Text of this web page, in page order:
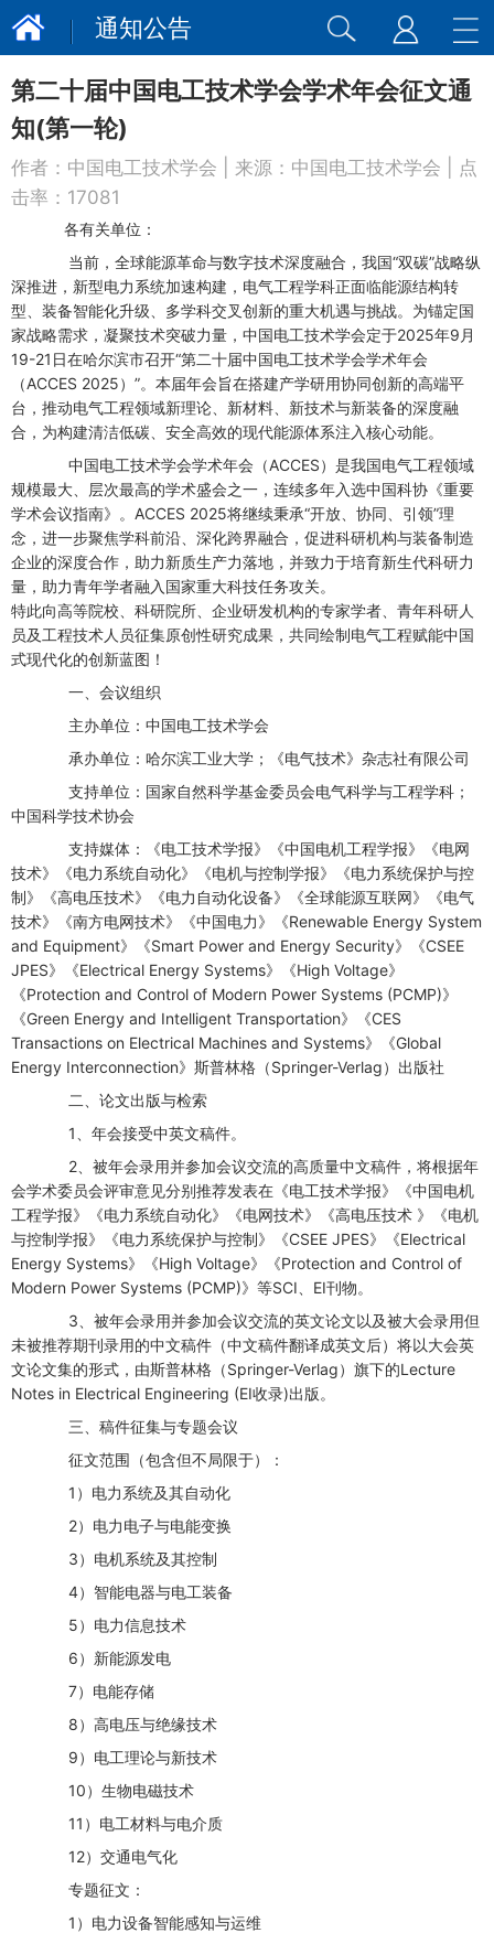
通知公告
第二十届中国电工技术学会学术年会征文通
知(第一轮)
作者： 中国电工技术学会 | 来源： 中国电工技术学会 | 点
击率： 17081
各有关单位：
当前，全球能源革命与数字技术深度融合，我国“双碳”战略纵
深推进，新型电力系统加速构建，电气工程学科正面临能源结构转
型、装备智能化升级、多学科交叉创新的重大机遇与挑战。为锚定国
家战略需求，凝聚技术突破力量，中国电工技术学会定于2025年9月
19-21日在哈尔滨市召开“第二十届中国电工技术学会学术年会
（ACCES 2025）”。本届年会旨在搭建产学研用协同创新的高端平
台，推动电气工程领域新理论、新材料、新技术与新装备的深度融
合，为构建清洁低碳、安全高效的现代能源体系注入核心动能。
中国电工技术学会学术年会（ACCES）是我国电气工程领域
规模最大、层次最高的学术盛会之一，连续多年入选中国科协《重要
学术会议指南》。ACCES 2025将继续秉承“开放、协同、引领”理
念，进一步聚焦学科前沿、深化跨界融合，促进科研机构与装备制造
企业的深度合作，助力新质生产力落地，并致力于培育新生代科研力
量，助力青年学者融入国家重大科技任务攻关。
特此向高等院校、科研院所、企业研发机构的专家学者、青年科研人
员及工程技术人员征集原创性研究成果，共同绘制电气工程赋能中国
式现代化的创新蓝图！
一、会议组织
主办单位：中国电工技术学会
承办单位：哈尔滨工业大学；《电气技术》杂志社有限公司
支持单位：国家自然科学基金委员会电气科学与工程学科；
中国科学技术协会
支持媒体：《电工技术学报》《中国电机工程学报》《电网
技术》《电力系统自动化》《电机与控制学报》《电力系统保护与控
制》《高电压技术》《电力自动化设备》《全球能源互联网》《电气
技术》《南方电网技术》《中国电力》《Renewable Energy System
and Equipment》《Smart Power and Energy Security》《CSEE
JPES》《Electrical Energy Systems》《High Voltage》
《Protection and Control of Modern Power Systems (PCMP)》
《Green Energy and Intelligent Transportation》《CES
Transactions on Electrical Machines and Systems》《Global
Energy Interconnection》斯普林格（Springer-Verlag）出版社
二、论文出版与检索
1、年会接受中英文稿件。
2、被年会录用并参加会议交流的高质量中文稿件，将根据年
会学术委员会评审意见分别推荐发表在《电工技术学报》《中国电机
工程学报》《电力系统自动化》《电网技术》《高电压技术 》《电机
与控制学报》《电力系统保护与控制》《CSEE JPES》《Electrical
Energy Systems》《High Voltage》《Protection and Control of
Modern Power Systems (PCMP)》等SCI、EI刊物。
3、被年会录用并参加会议交流的英文论文以及被大会录用但
未被推荐期刊录用的中文稿件（中文稿件翻译成英文后）将以大会英
文论文集的形式，由斯普林格（Springer-Verlag）旗下的Lecture
Notes in Electrical Engineering (EI收录)出版。
三、稿件征集与专题会议
征文范围（包含但不局限于）：
1）电力系统及其自动化
2）电力电子与电能变换
3）电机系统及其控制
4）智能电器与电工装备
5）电力信息技术
6）新能源发电
7）电能存储
8）高电压与绝缘技术
9）电工理论与新技术
10）生物电磁技术
11）电工材料与电介质
12）交通电气化
专题征文：
1）电力设备智能感知与运维